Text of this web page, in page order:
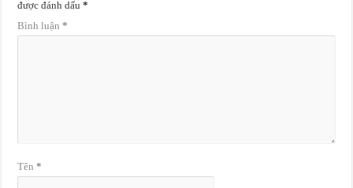
được đánh dấu*
Bình luận*
Tên*